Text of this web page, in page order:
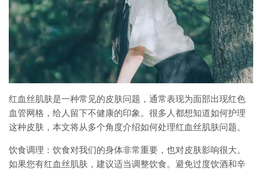
红血丝肌肤是一种常见的皮肤问题，通常表现为面部出现红色
血管网格，给人留下不健康的印象。很多人都想知道如何护理
这种皮肤，本文将从多个角度介绍如何处理红血丝肌肤问题。
饮食调理：饮食对我们的身体非常重要，也对皮肤影响很大。
如果您有红血丝肌肤，建议适当调整饮食。避免过度饮酒和辛